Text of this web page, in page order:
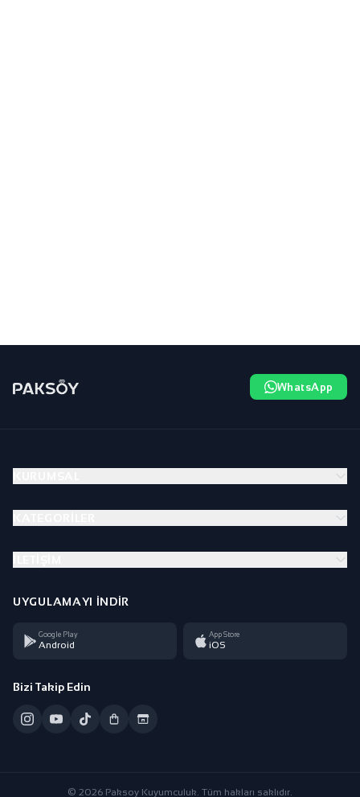
WhatsApp
UYGULAMAYI İNDIR
Google Play
Android
App Store
iOS
Bizi Takip Edin
© 2026 Paksoy Kuyumculuk. Tüm hakları saklıdır.